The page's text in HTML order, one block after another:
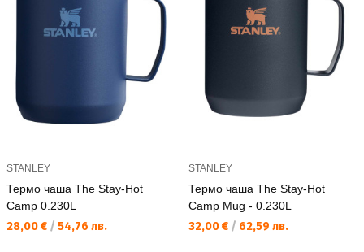
STANLEY
Термо чаша The Stay-Hot
Camp 0.230L
Текуща цена:
28,00 € / 54,76 лв.
STANLEY
Термо чаша The Stay-Hot
Camp Mug - 0.230L
Текуща цена:
32,00 € / 62,59 лв.